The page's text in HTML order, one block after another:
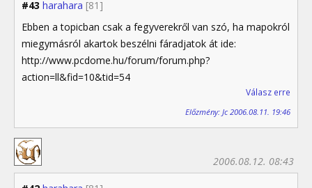
#43 harahara [81]
Ebben a topicban csak a fegyverekről van szó, ha mapokról
miegymásról akartok beszélni fáradjatok át ide:
http://www.pcdome.hu/forum/forum.php?
action=ll&fid=10&tid=54
Válasz erre
Előzmény: Jc 2006.08.11. 19:46
2006.08.12. 08:43